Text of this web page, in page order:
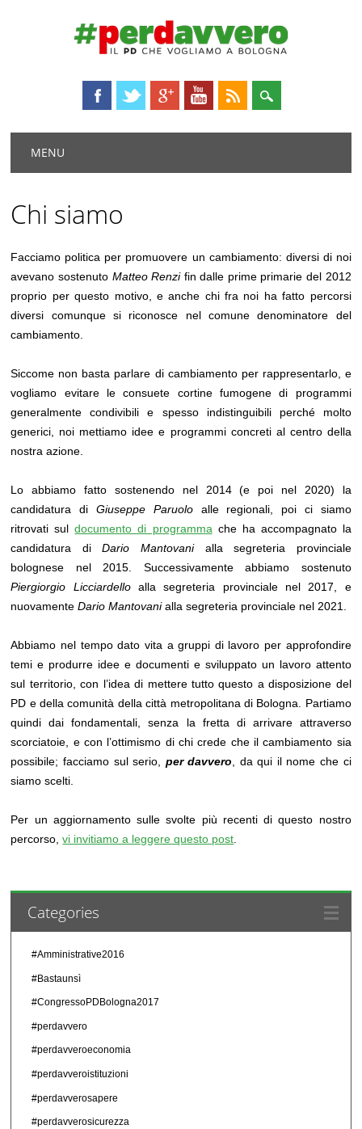
Main menu
MENU
Chi siamo
Facciamo politica per promuovere un cambiamento: diversi di noi
avevano sostenuto Matteo Renzifin dalle prime primarie del 2012
proprio per questo motivo, e anche chi fra noi ha fatto percorsi
diversi comunque si riconosce nel comune denominatore del
cambiamento.
Siccome non basta parlare di cambiamento per rappresentarlo, e
vogliamo evitare le consuete cortine fumogene di programmi
generalmente condivibili e spesso indistinguibili perché molto
generici, noi mettiamo idee e programmi concreti al centro della
nostra azione.
Lo abbiamo fatto sostenendo nel 2014 (e poi nel 2020) la
candidatura di Giuseppe Paruoloalle regionali, poi ci siamo
ritrovati suldocumento di programma che ha accompagnato la
candidatura diDario Mantovanialla segreteria provinciale
bolognese nel 2015. Successivamente abbiamo sostenuto
Piergiorgio Licciardelloalla segreteria provinciale nel 2017, e
nuovamenteDario Mantovanialla segreteria provinciale nel 2021.
Abbiamo nel tempo dato vita a gruppi di lavoro per approfondire
temi e produrre idee e documenti e sviluppato un lavoro attento
sul territorio, con l’idea di mettere tutto questo a disposizione del
PD e della comunità della città metropolitana di Bologna. Partiamo
quindi dai fondamentali, senza la fretta di arrivare attraverso
scorciatoie, e con l’ottimismo di chi crede che il cambiamento sia
possibile; facciamo sul serio, per davvero , da qui il nome che ci
siamo scelti.
Per un aggiornamento sulle svolte più recenti di questo nostro
percorso,vi invitiamo a leggere questo post
Categories
#Amministrative2016
#Bastaunsì
#CongressoPDBologna2017
#perdavvero
#perdavveroeconomia
#perdavveroistituzioni
#perdavverosapere
#perdavverosicurezza